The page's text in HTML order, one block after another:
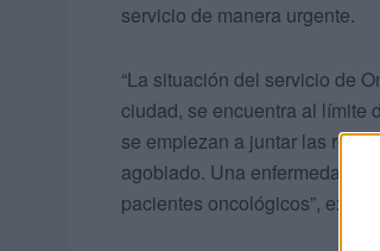
servicio de manera urgente.
“La situación del servicio de
ciudad, se encuentra al límite
se empiezan a juntar las
agobiado. Una enfermedad
pacientes oncológicos”,